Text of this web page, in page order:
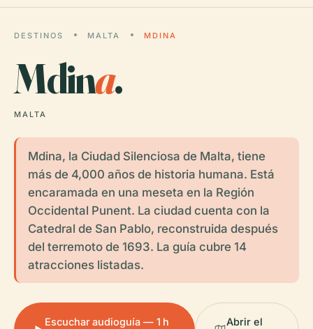
DESTINOS MALTA MDINA
Mdina.
MALTA
Mdina, la Ciudad Silenciosa de Malta, tiene
más de 4,000 años de historia humana. Está
encaramada en una meseta en la Región
Occidental Punent. La ciudad cuenta con la
Catedral de San Pablo, reconstruida después
del terremoto de 1693. La guía cubre 14
atracciones listadas.
Escuchar audioguía — 1 h
Abrir el